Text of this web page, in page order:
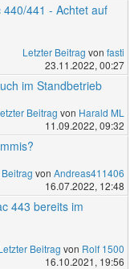
441 - Achtet auf
Letzter Beitrag von fasti
23.11.2022, 00:27
im Standbetrieb
Beitrag von Harald ML
11.09.2022, 09:32
von Andreas411406
16.07.2022, 12:48
443 bereits im
Beitrag von Rolf 1500
16.10.2021, 19:56